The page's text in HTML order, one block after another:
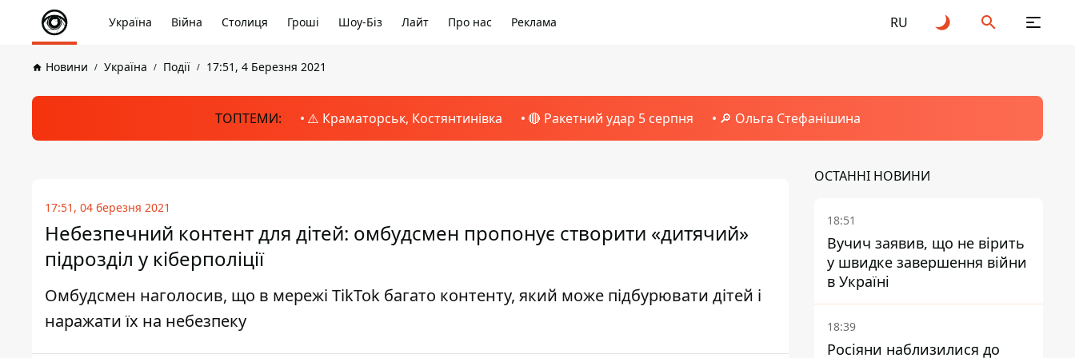
Україна Війна Столиця Гроші Шоу-Біз Лайт Про нас Реклама RU
Новини Україна Події 17:51, 4 Березня 2021
ТОПТЕМИ: ⚠️ Краматорськ, Костянтинівка 🔴 Ракетний удар 5 серпня 🔎 Ольга Стефанішина
17:51, 04 березня 2021
Небезпечний контент для дітей: омбудсмен пропонує створити «дитячий»
підрозділ у кіберполіції
Омбудсмен наголосив, що в мережі TikTok багато контенту, який може підбурювати дітей і
наражати їх на небезпеку
ОСТАННІ НОВИНИ
18:51
Вучич заявив, що не вірить
у швидке завершення війни
в Україні
18:39
Росіяни наблизилися до